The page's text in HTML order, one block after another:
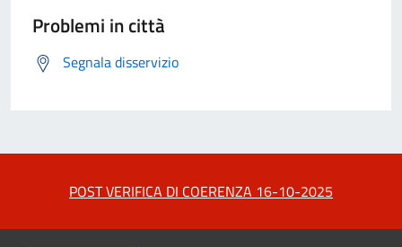
Problemi in città
Segnala disservizio
POST VERIFICA DI COERENZA 16-10-2025